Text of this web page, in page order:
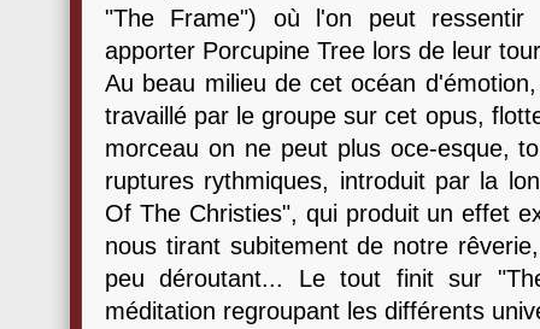
"The Frame") où l'on peut ressentir
apporter Porcupine Tree lors de leur
Au beau milieu de cet océan
travaillé par le groupe sur cet opus,
morceau on ne peut plus oce-esque,
ruptures rythmiques, introduit par la
Of The Christies", qui produit un effet
nous tirant subitement de notre
peu déroutant... Le tout finit sur
méditation regroupant les différents